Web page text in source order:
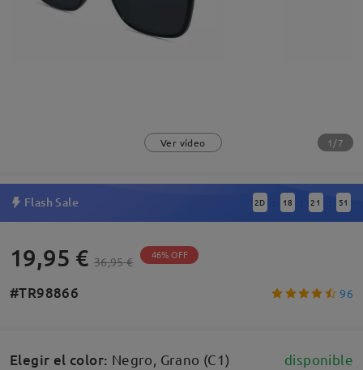
Ver vídeo 1/7
Flash Sale 2D : 18 : 21 : 50
19,95 € 36,95 € 46% OFF
#TR98866 96
Elegir el color: Negro, Grano (C1) disponible